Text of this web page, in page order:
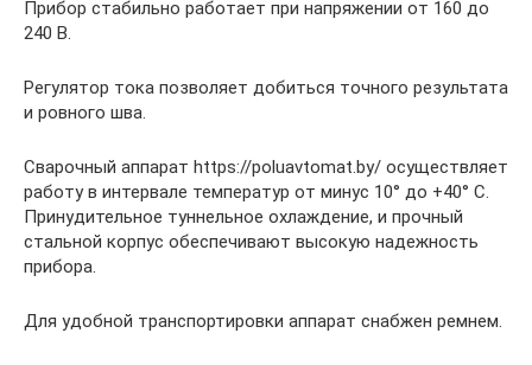
Прибор стабильно работает при напряжении от 160 до
240 В.
Регулятор тока позволяет добиться точного результата
и ровного шва.
Сварочный аппарат https://poluavtomat.by/ осуществляет
работу в интервале температур от минус 10° до +40° C.
Принудительное туннельное охлаждение, и прочный
стальной корпус обеспечивают высокую надежность
прибора.
Для удобной транспортировки аппарат снабжен ремнем.